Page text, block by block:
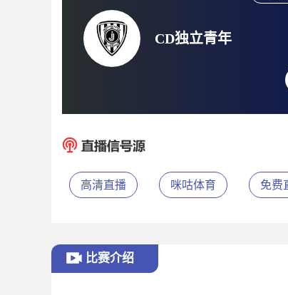
CD独立青年
高清直播 咪咕体育 免费
比赛介绍